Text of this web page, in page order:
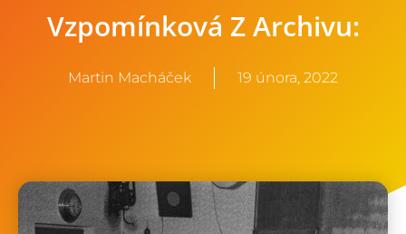
Vzpomínková Z Archivu:
Martin Macháček 19 února, 2022